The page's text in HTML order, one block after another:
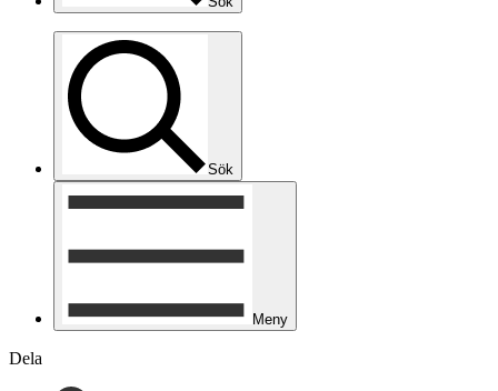
Sök
Meny
Dela